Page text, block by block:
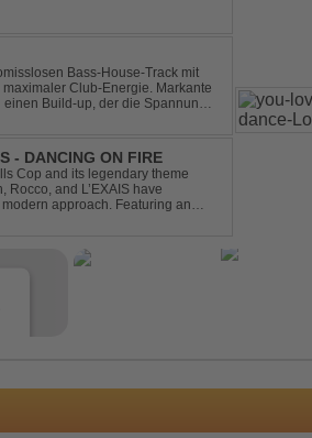
Bass-House-Track mit
Club-Energie. Markante
Build-up, der die Spannung
- DANCING ON FIRE
Cop and its legendary theme
Rocco, and L’EXAIS have
approach. Featuring an